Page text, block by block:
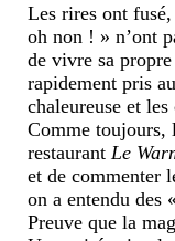
Les rires ont
oh non ! » n’ont
de vivre sa
rapidement pris
chaleureuse et
Comme toujours,
restaurant Le
et de commenter
on a entendu des
Preuve que la